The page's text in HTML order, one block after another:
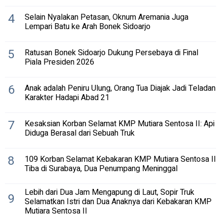
4 Selain Nyalakan Petasan, Oknum Aremania Juga
Lempari Batu ke Arah Bonek Sidoarjo
5 Ratusan Bonek Sidoarjo Dukung Persebaya di Final
Piala Presiden 2026
6 Anak adalah Peniru Ulung, Orang Tua Diajak Jadi Teladan
Karakter Hadapi Abad 21
7 Kesaksian Korban Selamat KMP Mutiara Sentosa II: Api
Diduga Berasal dari Sebuah Truk
8 109 Korban Selamat Kebakaran KMP Mutiara Sentosa II
Tiba di Surabaya, Dua Penumpang Meninggal
9 Lebih dari Dua Jam Mengapung di Laut, Sopir Truk
Selamatkan Istri dan Dua Anaknya dari Kebakaran KMP
Mutiara Sentosa II